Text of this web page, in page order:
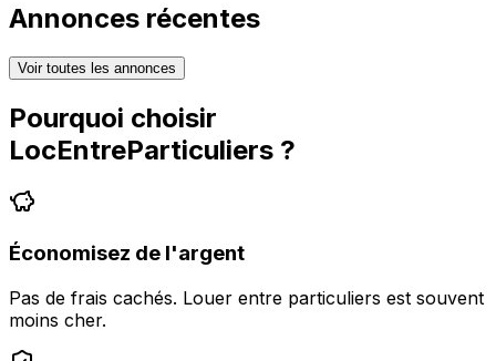
Annonces récentes
Voir toutes les annonces
Pourquoi choisir
LocEntreParticuliers ?
Économisez de l'argent
Pas de frais cachés. Louer entre particuliers est souvent
moins cher.